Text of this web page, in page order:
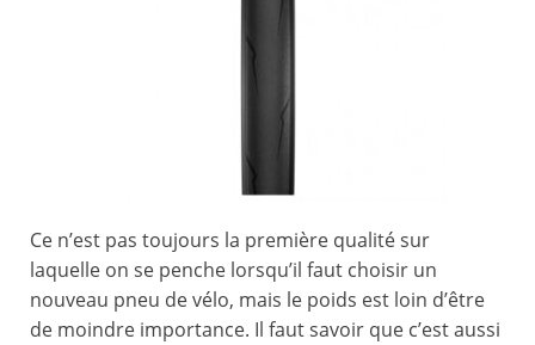
Ce n’est pas toujours la première qualité sur
laquelle on se penche lorsqu’il faut choisir un
nouveau pneu de vélo, mais le poids est loin d’être
de moindre importance. Il faut savoir que c’est aussi